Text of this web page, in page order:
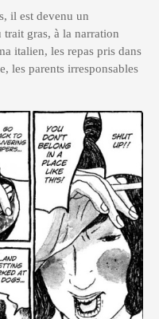
il est devenu un
gras, à la narration
italien, les repas pris dans
les parents irresponsables